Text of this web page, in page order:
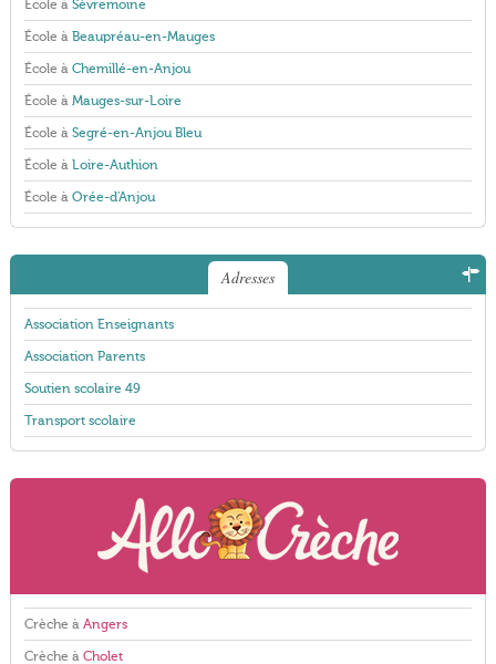
École à Sèvremoine
École à Beaupréau-en-Mauges
École à Chemillé-en-Anjou
École à Mauges-sur-Loire
École à Segré-en-Anjou Bleu
École à Loire-Authion
École à Orée-d'Anjou
Adresses
Association Enseignants
Association Parents
Soutien scolaire 49
Transport scolaire
Crèche à Angers
Crèche à Cholet